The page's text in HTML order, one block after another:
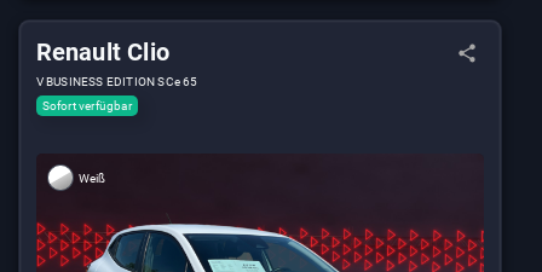
Renault Clio
V BUSINESS EDITION SCe 65
Sofort verfügbar
Weiß